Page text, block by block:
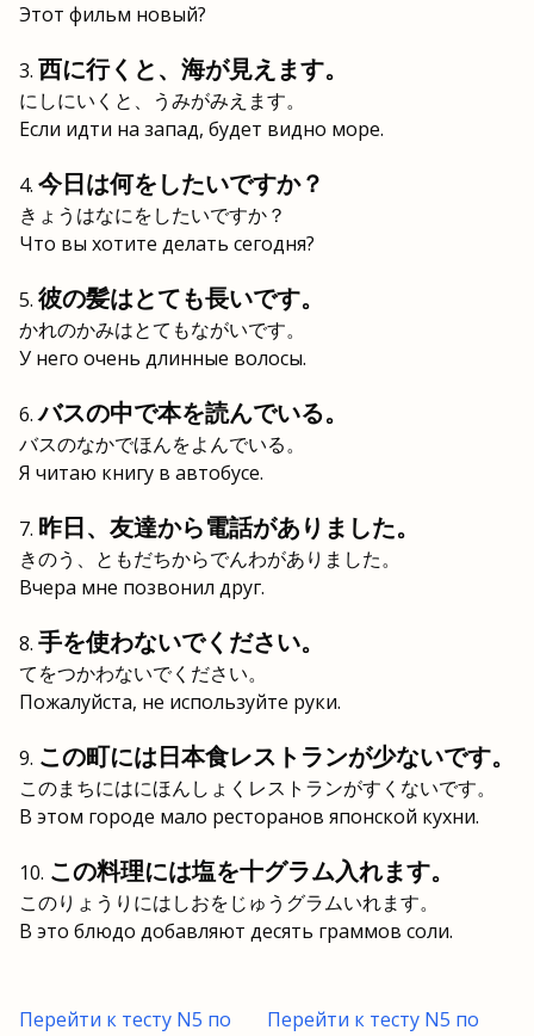
Этот фильм новый?
西に行くと、海が見えます。
にしにいくと、うみがみえます。
Если идти на запад, будет видно море.
今日は何をしたいですか？
きょうはなにをしたいですか？
Что вы хотите делать сегодня?
彼の髪はとても長いです。
かれのかみはとてもながいです。
У него очень длинные волосы.
バスの中で本を読んでいる。
バスのなかでほんをよんでいる。
Я читаю книгу в автобусе.
昨日、友達から電話がありました。
きのう、ともだちからでんわがありました。
Вчера мне позвонил друг.
手を使わないでください。
てをつかわないでください。
Пожалуйста, не используйте руки.
この町には日本食レストランが少ないです。
このまちにはにほんしょくレストランがすくないです。
В этом городе мало ресторанов японской кухни.
この料理には塩を十グラム入れます。
このりょうりにはしおをじゅうグラムいれます。
В это блюдо добавляют десять граммов соли.
Перейти к тесту N5 по
Перейти к тесту N5 по